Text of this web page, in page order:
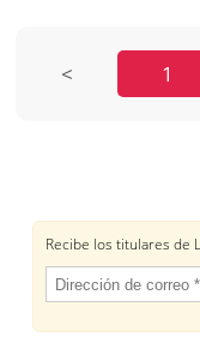
< 1